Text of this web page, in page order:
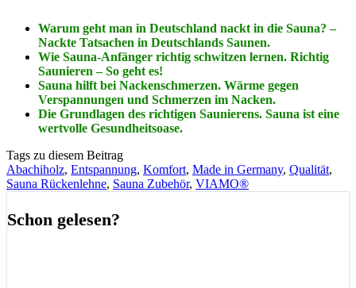
Warum geht man in Deutschland nackt in die Sauna? –
Nackte Tatsachen in Deutschlands Saunen.
Wie Sauna-Anfänger richtig schwitzen lernen. Richtig
Saunieren – So geht es!
Sauna hilft bei Nackenschmerzen. Wärme gegen
Verspannungen und Schmerzen im Nacken.
Die Grundlagen des richtigen Saunierens. Sauna ist eine
wertvolle Gesundheitsoase.
Tags zu diesem Beitrag
Abachiholz, Entspannung, Komfort, Made in Germany, Qualität,
Sauna Rückenlehne, Sauna Zubehör, VIAMO®
Schon gelesen?